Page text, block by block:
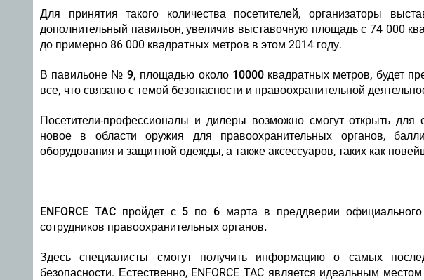
Для принятия такого количества посетителей, организаторы
дополнительный павильон, увеличив выставочную площадь с 74 000
до примерно 86 000 квадратных метров в этом 2014 году.
В павильоне № 9, площадью около 10000 квадратных метров, будет
все, что связано с темой безопасности и правоохранительной
Посетители-профессионалы и дилеры возможно смогут открыть для
новое в области оружия для правоохранительных органов,
оборудования и защитной одежды, а также аксессуаров, таких как
ENFORCE TAC пройдет с 5 по 6 марта в преддверии
сотрудников правоохранительных органов.
Здесь специалисты смогут получить информацию о самых
безопасности. Естественно, ENFORCE TAC является идеальным